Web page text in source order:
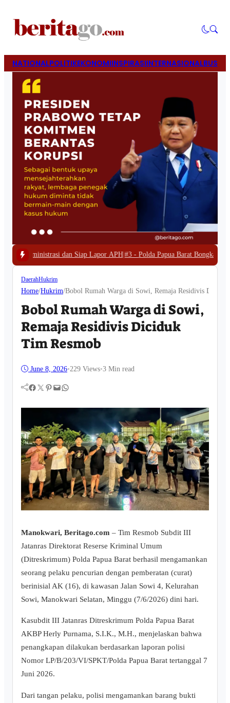
NATIONALPOLITIKEKONOMIINSPIRASIINTERNASIONAL
Siap Lapor APH|#3 -Polda Papua Barat Bongkar Tambang Emas Ilegal di
DaerahHukrim
Home/Hukrim/Bobol Rumah Warga di Sowi, Remaja Residivis
Bobol Rumah Warga di Sowi,
Remaja Residivis Diciduk
Tim Resmob
June 8, 2026•229 Views•3 Min read
Facebook Twitter Pinterest Mail WhatsApp
Manokwari, Beritago.com – Tim Resmob Subdit III
Jatanras Direktorat Reserse Kriminal Umum
(Ditreskrimum) Polda Papua Barat berhasil mengamankan
seorang pelaku pencurian dengan pemberatan (curat)
berinisial AK (16), di kawasan Jalan Sowi 4, Kelurahan
Sowi, Manokwari Selatan, Minggu (7/6/2026) dini hari.
Kasubdit III Jatanras Ditreskrimum Polda Papua Barat
AKBP Herly Purnama, S.I.K., M.H., menjelaskan bahwa
penangkapan dilakukan berdasarkan laporan polisi
Nomor LP/B/203/VI/SPKT/Polda Papua Barat tertanggal 7
Juni 2026.
Dari tangan pelaku, polisi mengamankan barang bukti